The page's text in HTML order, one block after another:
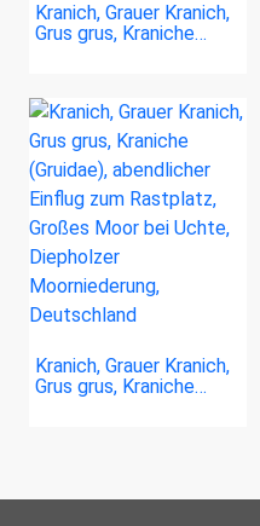
Kranich, Grauer Kranich,
Grus grus, Kraniche…
Kranich, Grauer Kranich,
Grus grus, Kraniche…